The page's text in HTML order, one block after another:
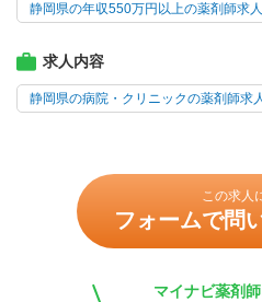
静岡県の年収550万円以上の薬剤師求人
求人内容
静岡県の病院・クリニックの薬剤師求
この求人
フォームで問
マイナビ薬剤